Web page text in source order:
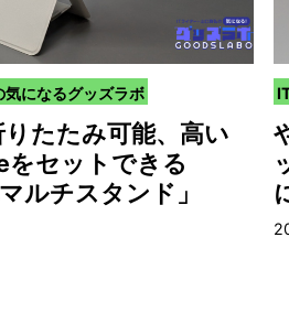
になるグッズラボ
たたみ可能、高い
をセットできる
ルチスタンド」